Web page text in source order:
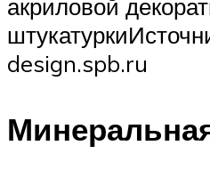
акриловой
design.spb.ru